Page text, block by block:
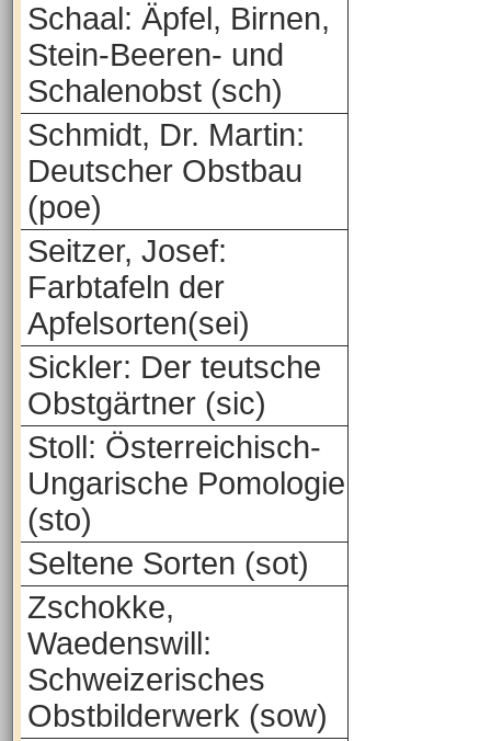
Schaal: Äpfel, Birnen,
Stein-Beeren- und
Schalenobst (sch)
Schmidt, Dr. Martin:
Deutscher Obstbau
(poe)
Seitzer, Josef:
Farbtafeln der
Apfelsorten(sei)
Sickler: Der teutsche
Obstgärtner (sic)
Stoll: Österreichisch-
Ungarische Pomologie
(sto)
Seltene Sorten (sot)
Zschokke,
Waedenswill:
Schweizerisches
Obstbilderwerk (sow)